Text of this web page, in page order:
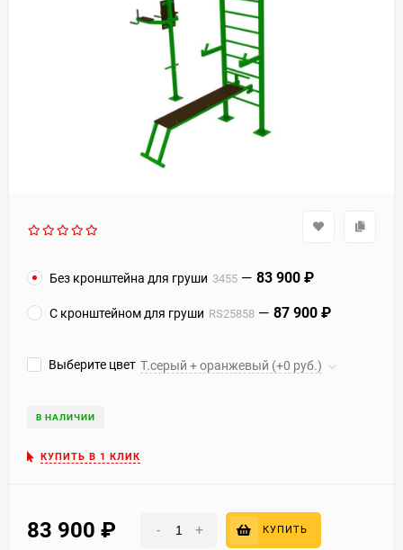
Без кронштейна для груши 3455 83 900
С кронштейном для груши RS25858 87 900
Выберите цвет Т.серый + оранжевый (+0 руб.)
В НАЛИЧИИ
КУПИТЬ В 1 КЛИК
83 900 - + КУПИТЬ